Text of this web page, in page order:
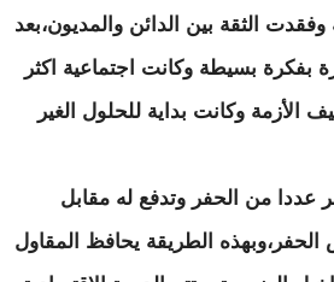
وفقدت الثقة بين الدائن والمديون،بعد
بفكرة بسيطة وكانت اجتماعية اكثر
الأزمة وكانت بداية للحلول الغير
من الحفر وتدفع له مقابل
الطريقة يحافظ المقاول